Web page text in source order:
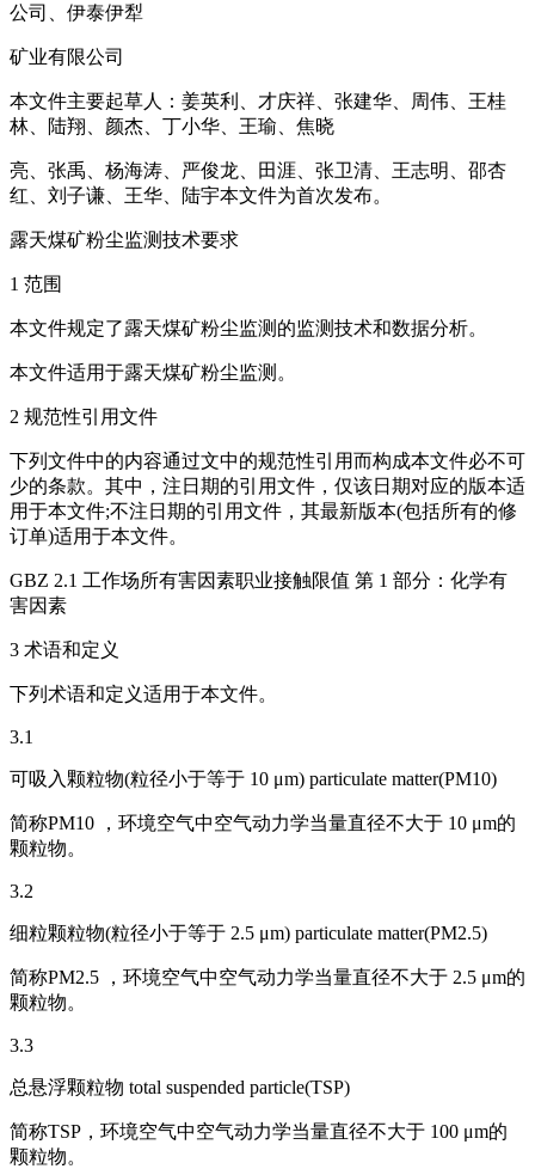
公司、伊泰伊犁
矿业有限公司
本文件主要起草人：姜英利、才庆祥、张建华、周伟、王桂
林、陆翔、颜杰、丁小华、王瑜、焦晓
亮、张禹、杨海涛、严俊龙、田涯、张卫清、王志明、邵杏
红、刘子谦、王华、陆宇本文件为首次发布。
露天煤矿粉尘监测技术要求
1 范围
本文件规定了露天煤矿粉尘监测的监测技术和数据分析。
本文件适用于露天煤矿粉尘监测。
2 规范性引用文件
下列文件中的内容通过文中的规范性引用而构成本文件必不可
少的条款。其中，注日期的引用文件，仅该日期对应的版本适
用于本文件;不注日期的引用文件，其最新版本(包括所有的修
订单)适用于本文件。
GBZ 2.1 工作场所有害因素职业接触限值 第 1 部分：化学有
害因素
3 术语和定义
下列术语和定义适用于本文件。
3.1
可吸入颗粒物(粒径小于等于 10 μm) particulate matter(PM10)
简称PM10 ，环境空气中空气动力学当量直径不大于 10 μm的
颗粒物。
3.2
细粒颗粒物(粒径小于等于 2.5 μm) particulate matter(PM2.5)
简称PM2.5 ，环境空气中空气动力学当量直径不大于 2.5 μm的
颗粒物。
3.3
总悬浮颗粒物 total suspended particle(TSP)
简称TSP，环境空气中空气动力学当量直径不大于 100 μm的
颗粒物。